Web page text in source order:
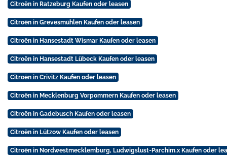
Citroën in Ratzeburg Kaufen oder leasen
Citroën in Grevesmühlen Kaufen oder leasen
Citroën in Hansestadt Wismar Kaufen oder leasen
Citroën in Hansestadt Lübeck Kaufen oder leasen
Citroën in Crivitz Kaufen oder leasen
Citroën in Mecklenburg Vorpommern Kaufen oder leasen
Citroën in Gadebusch Kaufen oder leasen
Citroën in Lützow Kaufen oder leasen
Citroën in Nordwestmecklemburg, Ludwigslust-Parchim,x Kaufen oder